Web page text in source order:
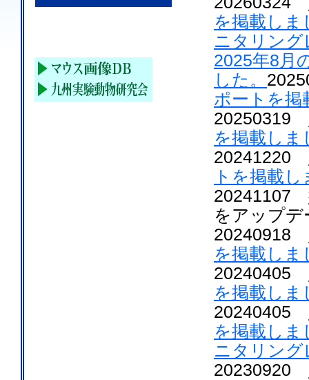
を掲載しま
ニタリング
2025年8月
した。
ポート を掲
20250319
を掲載しま
20241220
ト を掲載し
20241107
をアップ
20240918
を掲載しま
20240405
を掲載しま
20240405
を掲載しま
ニタリング
20230920